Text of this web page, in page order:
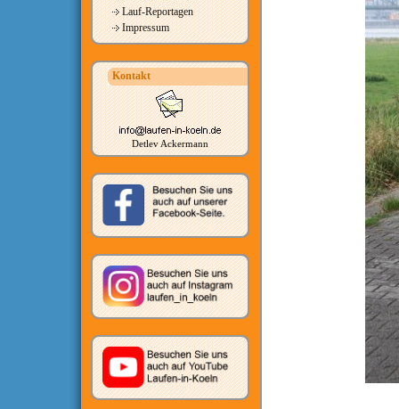
Lauf-Reportagen
Impressum
Kontakt
Detlev Ackermann